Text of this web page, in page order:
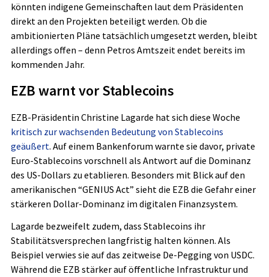
könnten indigene Gemeinschaften laut dem Präsidenten
direkt an den Projekten beteiligt werden. Ob die
ambitionierten Pläne tatsächlich umgesetzt werden, bleibt
allerdings offen – denn Petros Amtszeit endet bereits im
kommenden Jahr.
EZB warnt vor Stablecoins
EZB-Präsidentin Christine Lagarde hat sich diese Woche
kritisch zur wachsenden Bedeutung von Stablecoins
geäußert. Auf einem Bankenforum warnte sie davor, private
Euro-Stablecoins vorschnell als Antwort auf die Dominanz
des US-Dollars zu etablieren. Besonders mit Blick auf den
amerikanischen “GENIUS Act” sieht die EZB die Gefahr einer
stärkeren Dollar-Dominanz im digitalen Finanzsystem.
Lagarde bezweifelt zudem, dass Stablecoins ihr
Stabilitätsversprechen langfristig halten können. Als
Beispiel verwies sie auf das zeitweise De-Pegging von USDC.
Während die EZB stärker auf öffentliche Infrastruktur und